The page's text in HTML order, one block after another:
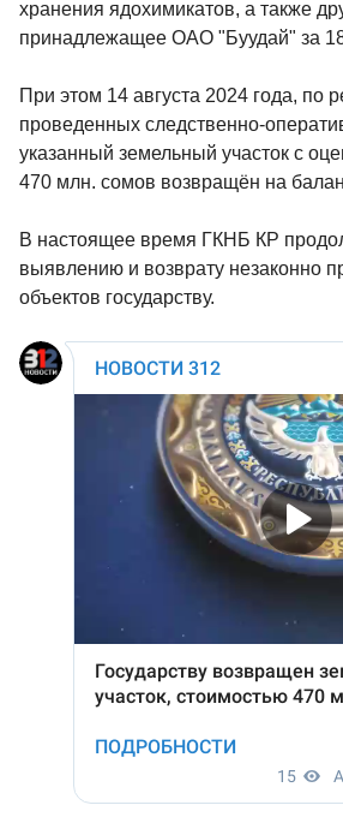
хранения ядохимикатов, а также
принадлежащее ОАО "Буудай" за
При этом 14 августа 2024 года, по
проведенных следственно-
указанный земельный участок с
470 млн. сомов возвращён на
В настоящее время ГКНБ КР
выявлению и возврату незаконно
объектов государству.